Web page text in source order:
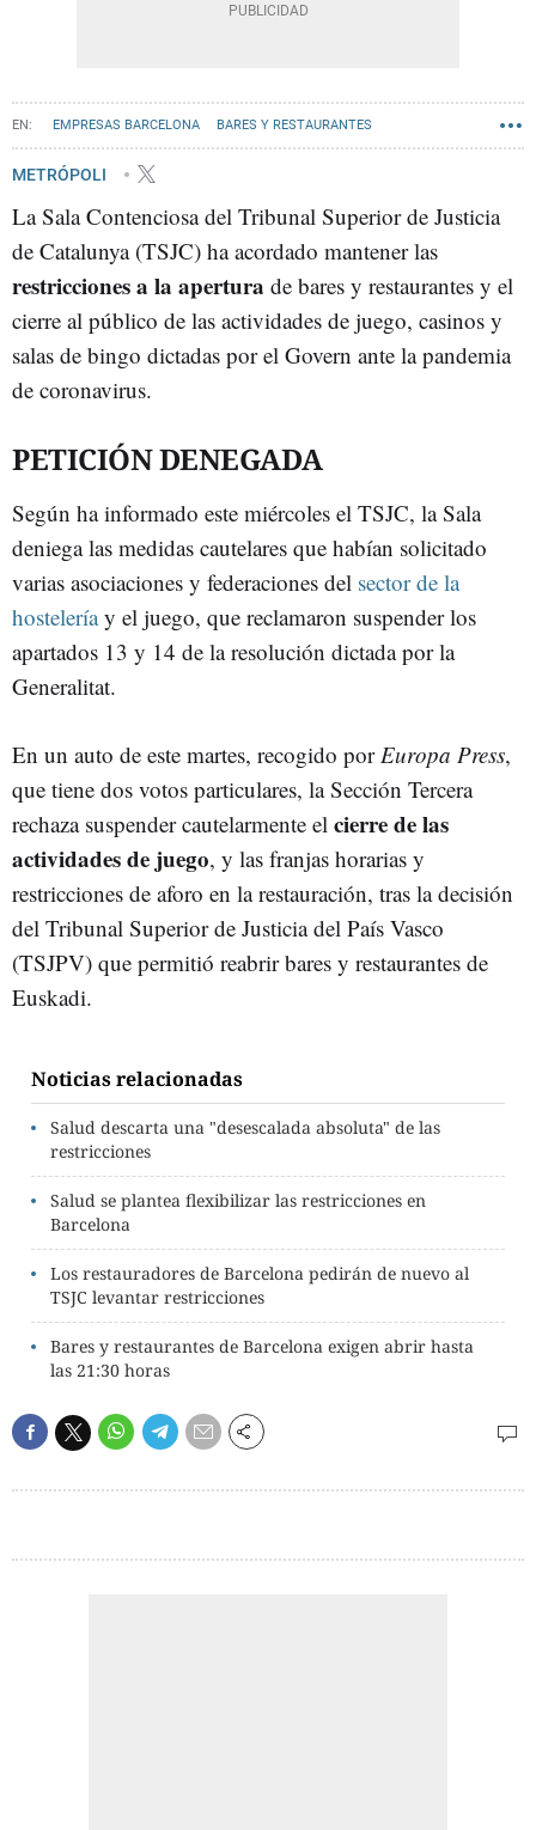
EMPRESAS BARCELONA BARES Y RESTAURANTES
METRÓPOLI
La Sala Contenciosa del Tribunal Superior de Justicia
de Catalunya (TSJC) ha acordado mantener las
restricciones a la apertura de bares y restaurantes y el
cierre al público de las actividades de juego, casinos y
salas de bingo dictadas por el Govern ante la pandemia
de coronavirus.
PETICIÓN DENEGADA
Según ha informado este miércoles el TSJC, la Sala
deniega las medidas cautelares que habían solicitado
varias asociaciones y federaciones del sector de la
hosteleríay el juego, que reclamaron suspender los
apartados 13 y 14 de la resolución dictada por la
Generalitat.
En un auto de este martes, recogido porEuropa Press,
que tiene dos votos particulares, la Sección Tercera
rechaza suspender cautelarmente el cierre de las
actividades de juego, y las franjas horarias y
restricciones de aforo en la restauración, tras la decisión
del Tribunal Superior de Justicia del País Vasco
(TSJPV) que permitió reabrir bares y restaurantes de
Euskadi.
Noticias relacionadas
Salud descarta una "desescalada absoluta" de las
restricciones
Salud se plantea flexibilizar las restricciones en
Barcelona
Los restauradores de Barcelona pedirán de nuevo al
TSJC levantar restricciones
Bares y restaurantes de Barcelona exigen abrir hasta
las 21:30 horas